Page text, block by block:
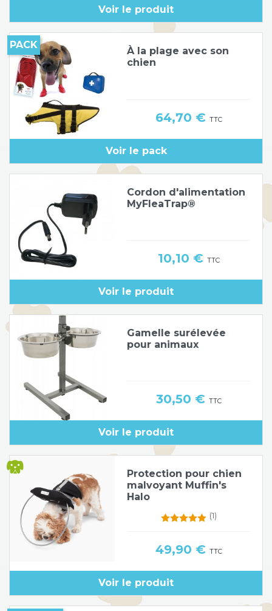
Voir le produit
À la plage avec son
chien
Prix
64,70 € TTC
Voir le pack
PACK
Cordon d'alimentation
MyFleaTrap®
Prix
10,10 € TTC
Voir le produit
Gamelle surélevée
pour animaux
Prix
30,50 € TTC
Voir le produit
Protection pour chien
malvoyant Muffin's
Halo
(1)
Prix
49,90 € TTC
Voir le produit
Poids de jambe